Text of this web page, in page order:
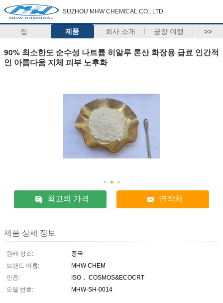
SUZHOU MHW CHEMICAL CO., LTD.
집 제품 회사 소개 공장 여행 >>
90% 최소한도 순수성 나트륨 히알루 론산 화장용 급료 인간적
인 아름다움 지체 피부 노후화
최고의 가격 연락처
제품 상세 정보
원래 장소:
중국
브랜드 이름:
MHW CHEM
인증:
ISO， COSMOS&ECOCRT
모델 번호:
MHW-SH-0014